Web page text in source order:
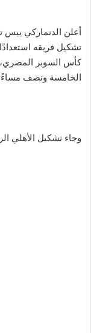
أعلن الدنماركي ييس
تشكيل فريقه
كأس السوبر المصري،
الخامسة ونصف مساءً
وجاء تشكيل الأهلي